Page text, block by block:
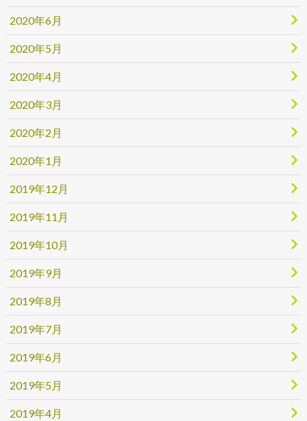
2020年6月
2020年5月
2020年4月
2020年3月
2020年2月
2020年1月
2019年12月
2019年11月
2019年10月
2019年9月
2019年8月
2019年7月
2019年6月
2019年5月
2019年4月